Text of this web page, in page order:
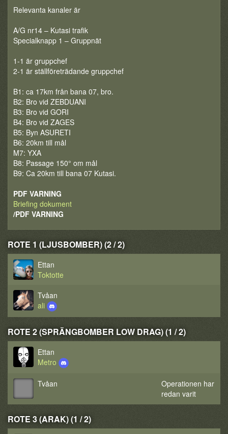
Relevanta kanaler är
A/G nr14 – Kutasi trafik
Specialknapp 1 – Gruppnät
1-1 är gruppchef
2-1 är ställföreträdande gruppchef
B1: ca 17km från bana 07, bro.
B2: Bro vid ZEBDUANI
B3: Bro vid GORI
B4: Bro vid ZAGES
B5: Byn ASURETI
B6: 20km till mål
M7: YXA
B8: Passage 150° om mål
B9: Ca 20km till bana 07 Kutasi.
PDF VARNING
Briefing dokument
/PDF VARNING
ROTE 1 (LJUSBOMBER) (2 / 2)
Ettan
Toktotte
Tvåan
ali
ROTE 2 (SPRÄNGBOMBER LOW DRAG) (1 / 2)
Ettan
Metro
Tvåan
Operationen har
redan varit
ROTE 3 (ARAK) (1 / 2)